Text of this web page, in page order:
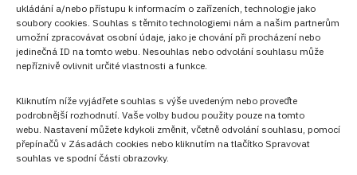
ukládání a/nebo přístupu k informacím o zařízeních, technologie jako
soubory cookies. Souhlas s těmito technologiemi nám a našim partnerům
umožní zpracovávat osobní údaje, jako je chování při procházení nebo
jedinečná ID na tomto webu. Nesouhlas nebo odvolání souhlasu může
nepříznivě ovlivnit určité vlastnosti a funkce.
Kliknutím níže vyjádřete souhlas s výše uvedeným nebo proveďte
podrobnější rozhodnutí. Vaše volby budou použity pouze na tomto
webu. Nastavení můžete kdykoli změnit, včetně odvolání souhlasu, pomocí
přepínačů v Zásadách cookies nebo kliknutím na tlačítko Spravovat
souhlas ve spodní části obrazovky.